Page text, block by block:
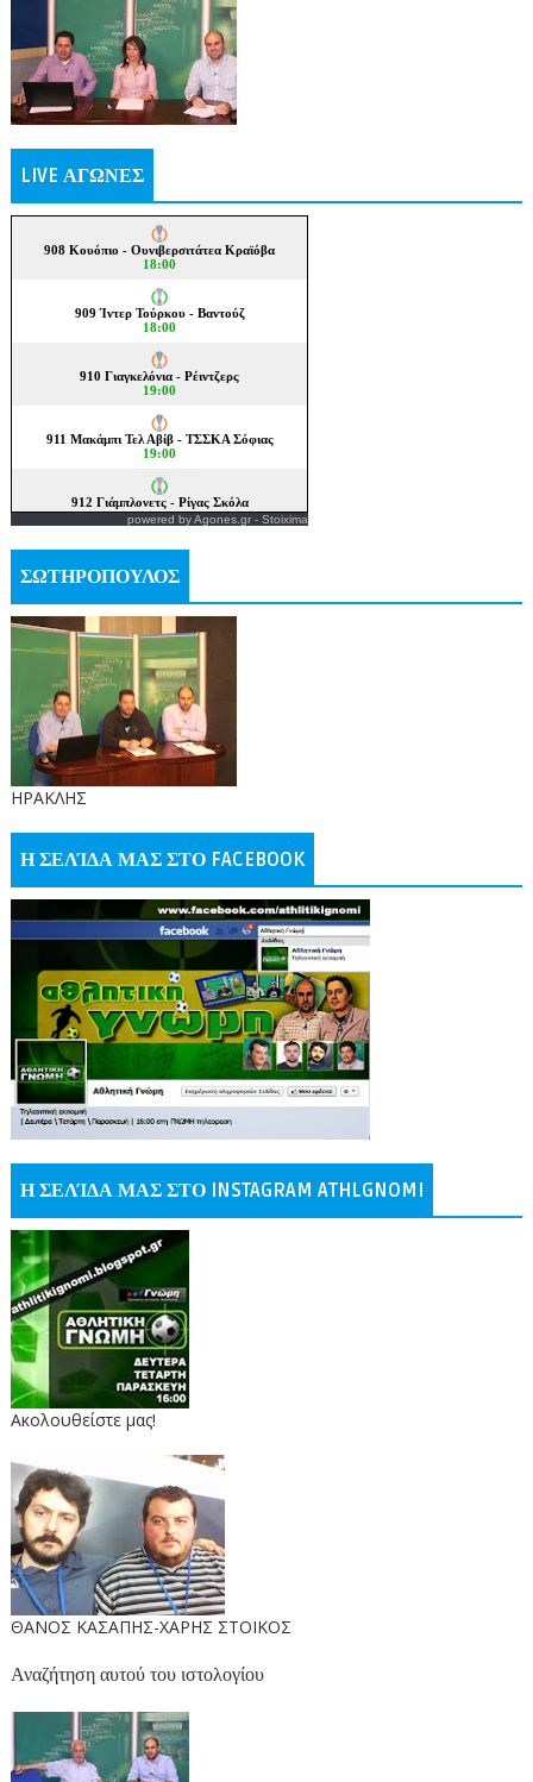
LIVE ΑΓΩΝΕΣ
powered byAgones.gr- Stoixima
ΣΩΤΗΡΟΠΟΥΛΟΣ
ΗΡΑΚΛΗΣ
Η ΣΕΛΊΔΑ ΜΑΣ ΣΤΟ FACEBOOK
Η ΣΕΛΊΔΑ ΜΑΣ ΣΤΟ INSTAGRAM ATHLGNOMI
Ακολουθείστε μας!
ΘΑΝΟΣ ΚΑΣΑΠΗΣ-ΧΑΡΗΣ ΣΤΟΙΚΟΣ
Αναζήτηση αυτού του ιστολογίου